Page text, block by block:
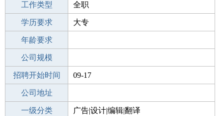
招聘人数 1人
工作类型 全职
性别要求 -
学历要求 大专
工作经验
年龄要求
工作地点
公司规模
公司电话
招聘开始时间 09-17
招聘结束时间
公司地址
一级分类 广告|设计|编辑|翻译